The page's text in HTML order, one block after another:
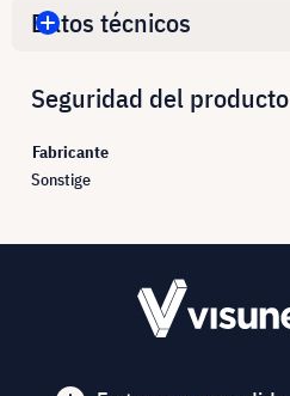
Datos técnicos
Seguridad del producto
Fabricante
Sonstige